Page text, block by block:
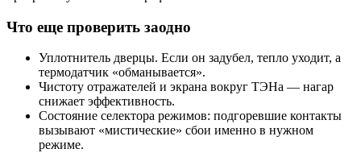
Что еще проверить заодно
Уплотнитель дверцы. Если он задубел, тепло уходит, а
термодатчик «обманывается».
Чистоту отражателей и экрана вокруг ТЭНа — нагар
снижает эффективность.
Состояние селектора режимов: подгоревшие контакты
вызывают «мистические» сбои именно в нужном
режиме.